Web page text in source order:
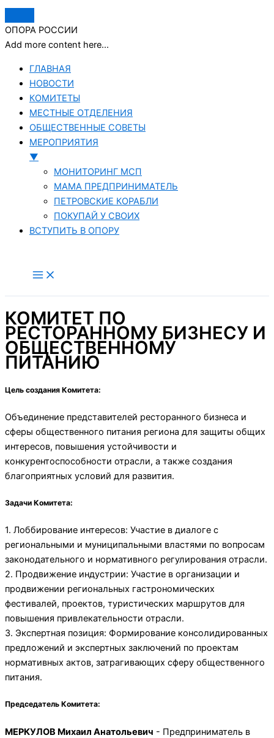
ОПОРА РОССИИ
Add more content here...
ГЛАВНАЯ
НОВОСТИ
КОМИТЕТЫ
МЕСТНЫЕ ОТДЕЛЕНИЯ
ОБЩЕСТВЕННЫЕ СОВЕТЫ
МЕРОПРИЯТИЯ
▼
МОНИТОРИНГ МСП
МАМА ПРЕДПРИНИМАТЕЛЬ
ПЕТРОВСКИЕ КОРАБЛИ
ПОКУПАЙ У СВОИХ
ВСТУПИТЬ В ОПОРУ
КОМИТЕТ ПО
РЕСТОРАННОМУ БИЗНЕСУ И
ОБЩЕСТВЕННОМУ
ПИТАНИЮ
Цель создания Комитета:
Объединение представителей ресторанного бизнеса и
сферы общественного питания региона для защиты общих
интересов, повышения устойчивости и
конкурентоспособности отрасли, а также создания
благоприятных условий для развития.
Задачи Комитета:
1. Лоббирование интересов: Участие в диалоге с
региональными и муниципальными властями по вопросам
законодательного и нормативного регулирования отрасли.
2. Продвижение индустрии: Участие в организации и
продвижении региональных гастрономических
фестивалей, проектов, туристических маршрутов для
повышения привлекательности отрасли.
3. Экспертная позиция: Формирование консолидированных
предложений и экспертных заключений по проектам
нормативных актов, затрагивающих сферу общественного
питания.
Председатель Комитета:
МЕРКУЛОВ Михаил Анатольевич - Предприниматель в